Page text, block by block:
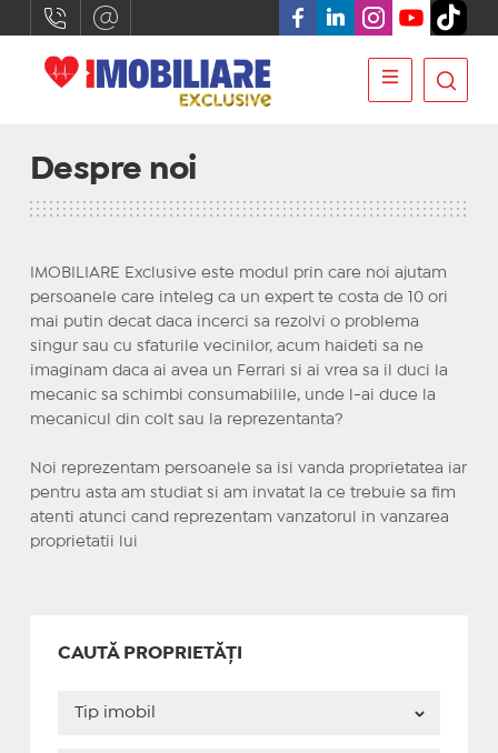
Despre noi
IMOBILIARE Exclusive este modul prin care noi ajutam
persoanele care inteleg ca un expert te costa de 10 ori
mai putin decat daca incerci sa rezolvi o problema
singur sau cu sfaturile vecinilor, acum haideti sa ne
imaginam daca ai avea un Ferrari si ai vrea sa il duci la
mecanic sa schimbi consumabilile, unde l-ai duce la
mecanicul din colt sau la reprezentanta?
Noi reprezentam persoanele sa isi vanda proprietatea iar
pentru asta am studiat si am invatat la ce trebuie sa fim
atenti atunci cand reprezentam vanzatorul in vanzarea
proprietatii lui
CAUTĂ PROPRIETĂȚI